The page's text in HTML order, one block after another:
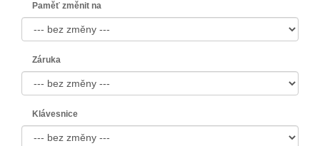
Paměť změnit na
Záruka
Klávesnice